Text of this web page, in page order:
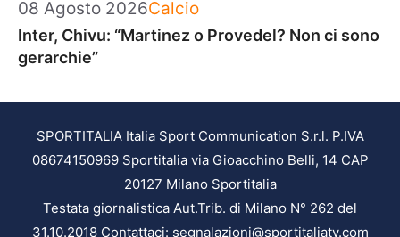
08 Agosto 2026Categorie
Calcio
Inter, Chivu: “Martinez o Provedel? Non ci sono
gerarchie”
SPORTITALIA Italia Sport Communication S.r.l. P.IVA
08674150969 Sportitalia via Gioacchino Belli, 14 CAP
20127 Milano Sportitalia
Testata giornalistica Aut.Trib. di Milano N° 262 del
31.10.2018 Contattaci: segnalazioni@sportitaliatv.com